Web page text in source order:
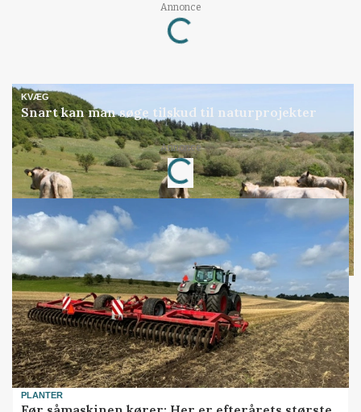
Annonce
Loading...
KVÆG
Snart kan man søge tilskud til naturprojekter
Annonce
Loading...
PLANTER